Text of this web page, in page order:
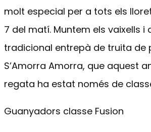
molt especial per a tots els
7 del matí. Muntem els vaixells
tradicional entrepà de truita
S’Amorra Amorra, que aquest
regata ha estat només de
Guanyadors classe Fusion